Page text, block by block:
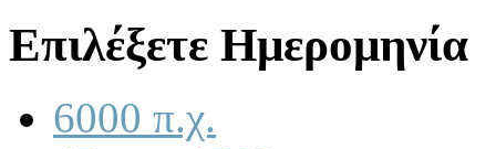
Επιλέξετε Ημερομηνία
6000 π.χ.